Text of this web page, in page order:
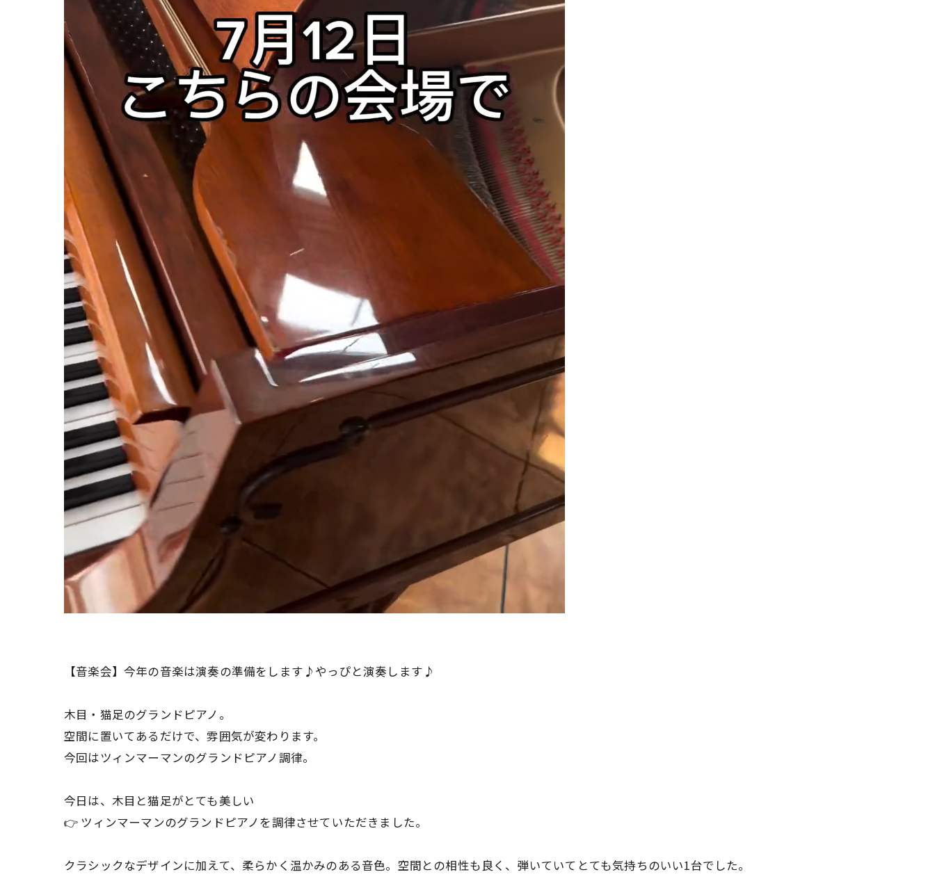
【音楽会】今年の音楽は演奏の準備をします♪やっぴと演奏します♪
木目・猫足のグランドピアノ。
空間に置いてあるだけで、雰囲気が変わります。
今回はツィンマーマンのグランドピアノ調律。
今日は、木目と猫足がとても美しい
👉 ツィンマーマンのグランドピアノを調律させていただきました。
クラシックなデザインに加えて、柔らかく温かみのある音色。空間との相性も良く、弾いていてとても気持ちのいい1台でした。